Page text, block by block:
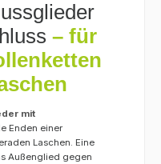
– für
mit
Enden einer
Laschen. Eine
Außenglied gegen